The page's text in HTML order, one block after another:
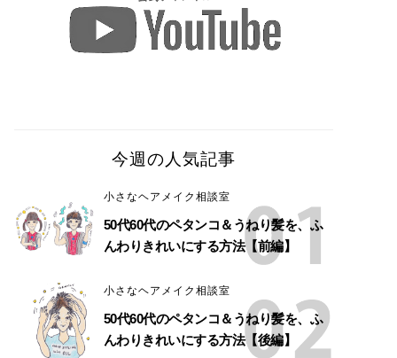
今週の人気記事
小さなヘアメイク相談室
50代60代のペタンコ＆うねり髪を、ふ
んわりきれいにする方法【前編】
小さなヘアメイク相談室
50代60代のペタンコ＆うねり髪を、ふ
んわりきれいにする方法【後編】